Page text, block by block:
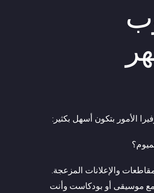
الأمور بتكون أسهل بكثير:
والإعلانات المزعجة.
موسيقى أو بودكاست وأنت